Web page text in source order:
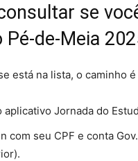
se
Pé-de-Meia
está na lista, o caminho
aplicativo Jornada do
com seu CPF e conta